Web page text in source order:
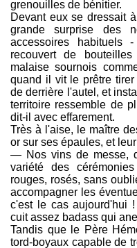
grenouilles de bénitier.
Devant eux se dressait
grande surprise des
accessoires habituels
recouvert de
malaise sournois
quand il vit le prêtre tirer
de derrière l'autel, et
territoire ressemble de
dit-il avec effarement.
Très à l'aise, le maître
or sur ses épaules, et
— Nos vins de messe,
variété des
rouges, rosés, sans
accompagner les
c'est le cas aujourd'hui
cuit assez badass qui
Tandis que le Père
tord-boyaux capable de